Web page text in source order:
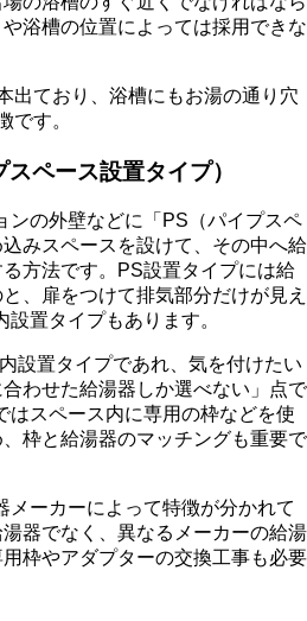
浴槽の位置によっては採用できな
出ており、浴槽にもお湯の通り穴
です。
ペース設置タイプ）
ンの外壁などに「PS（パイプスペ
みスペースを設けて、その中へ給
方法です。PS設置タイプには給
、扉をつけて排気部分だけが見え
置タイプもあります。
設置タイプであれ、気を付けたい
わせた給湯器しか選べない」点で
はスペース内に専用の枠などを使
枠と給湯器のマッチングも重要で
メーカーによって特徴が分かれて
器でなく、異なるメーカーの給湯
枠やアダプターの交換工事も必要